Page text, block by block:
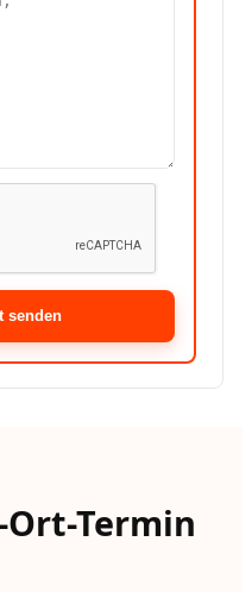
senden
Termin